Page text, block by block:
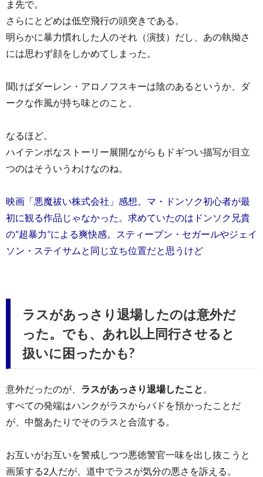
ま先で。
さらにとどめは低空飛行の頭突きである。
明らかに暴力慣れした人のそれ（演技）だし、あの執拗さ
には思わず顔をしかめてしまった。
聞けばダーレン・アロノフスキーは陰のあるというか、ダ
ークな作風が持ち味とのこと。
なるほど。
ハイテンポなストーリー展開ながらもドギつい描写が目立
つのはそういうわけなのね。
映画「悪魔祓い株式会社」感想。マ・ドンソク初心者が最
初に観る作品じゃなかった。求めていたのはドンソク兄貴
の“超暴力”による爽快感。スティーブン・セガールやジェイ
ソン・ステイサムと同じ立ち位置だと思うけど
ラスがあっさり退場したのは意外だ
った。でも、あれ以上同行させると
扱いに困ったかも?
意外だったのが、 ラスがあっさり退場したこと
すべての発端はハンクがラスからバドを預かったことだ
が、中盤あたりでそのラスと合流する。
お互いがお互いを警戒しつつ悪徳警官一味を出し抜こうと
画策する2人だが、道中でラスが気分の悪さを訴える。